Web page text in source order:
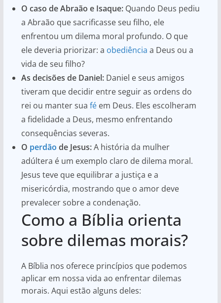
O caso de Abraão e Isaque:Quando Deus pediu
a Abraão que sacrificasse seu filho, ele
enfrentou um dilema moral profundo. O que
ele deveria priorizar: a obediência a Deus ou a
vida de seu filho?
As decisões de Daniel:Daniel e seus amigos
tiveram que decidir entre seguir as ordens do
rei ou manter sua féem Deus. Eles escolheram
a fidelidade a Deus, mesmo enfrentando
consequências severas.
O perdão de Jesus:A história da mulher
adúltera é um exemplo claro de dilema moral.
Jesus teve que equilibrar a justiça e a
misericórdia, mostrando que o amor deve
prevalecer sobre a condenação.
Como a Bíblia orienta
sobre dilemas morais?
A Bíblia nos oferece princípios que podemos
aplicar em nossa vida ao enfrentar dilemas
morais. Aqui estão alguns deles: